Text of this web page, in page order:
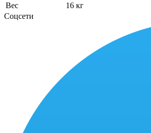
Вес
16 кг
Соцсети